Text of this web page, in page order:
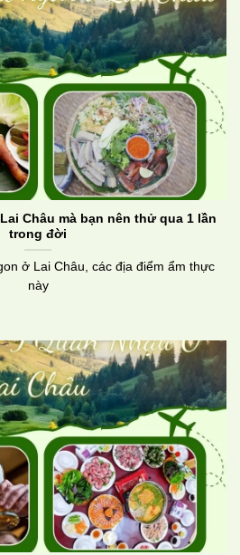
Châu mà bạn nên thử qua 1 lần
trong đời
ở Lai Châu, các địa điểm ẩm thực
này